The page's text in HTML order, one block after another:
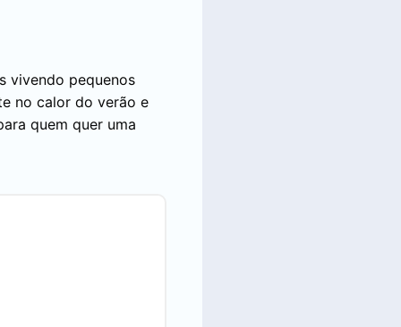
vivendo pequenos
no calor do verão e
quem quer uma